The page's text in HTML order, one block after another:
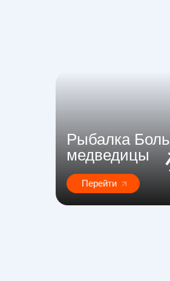
Перейти
Рыбалка
медведицы